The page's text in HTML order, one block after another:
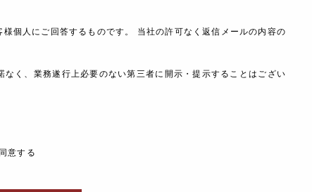
個人にご回答するものです。 当社の許可なく返信メールの内容の
く、業務遂行上必要のない第三者に開示・提示することはござい
意する